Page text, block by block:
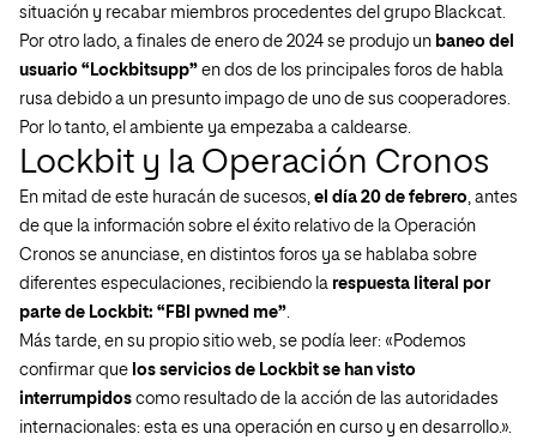
situación y recabar miembros procedentes del grupo Blackcat.
Por otro lado, a finales de enero de 2024 se produjo un baneo del
usuario “Lockbitsupp” en dos de los principales foros de habla
rusa debido a un presunto impago de uno de sus cooperadores.
Por lo tanto, el ambiente ya empezaba a caldearse.
Lockbit y la Operación Cronos
En mitad de este huracán de sucesos, el día 20 de febrero, antes
de que la información sobre el éxito relativo de la Operación
Cronos se anunciase, en distintos foros ya se hablaba sobre
diferentes especulaciones, recibiendo la respuesta literal por
parte de Lockbit: “FBI pwned me”.
Más tarde, en su propio sitio web, se podía leer: «Podemos
confirmar que los servicios de Lockbit se han visto
interrumpidos como resultado de la acción de las autoridades
internacionales: esta es una operación en curso y en desarrollo.».